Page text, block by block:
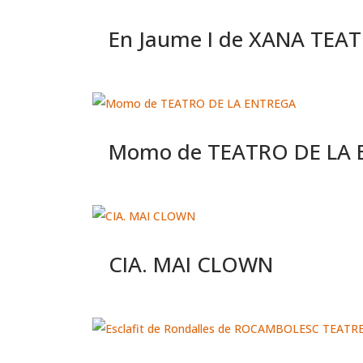
En Jaume I de XANA
Momo de TEATRO DE LA
CIA. MAI CLOWN